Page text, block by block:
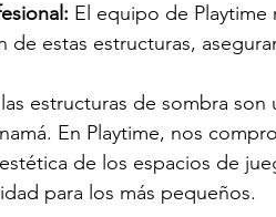
El equipo de
de estas estructuras,
estructuras de sombra
En Playtime, nos
de los espacios de
para los más pequeños.